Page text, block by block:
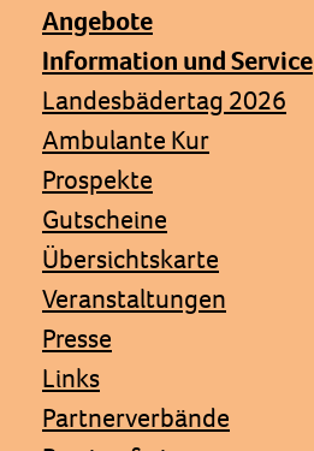
Angebote
Information und Service
Landesbädertag 2026
Ambulante Kur
Prospekte
Gutscheine
Übersichtskarte
Veranstaltungen
Presse
Links
Partnerverbände